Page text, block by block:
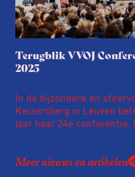
Terugblik VVOJ
2025
In de bijzondere en
Keizersberg in Leuven
jaar haar 24e conferentie.
expertise te delen en
Meer nieuws en artikelen